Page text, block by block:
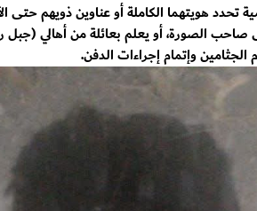
هويتهما الكاملة أو عناوين ذويهم حتى
الصورة، أو يعلم بعائلة من أهالي (جبل
الجثامين وإتمام إجراءات الدفن.